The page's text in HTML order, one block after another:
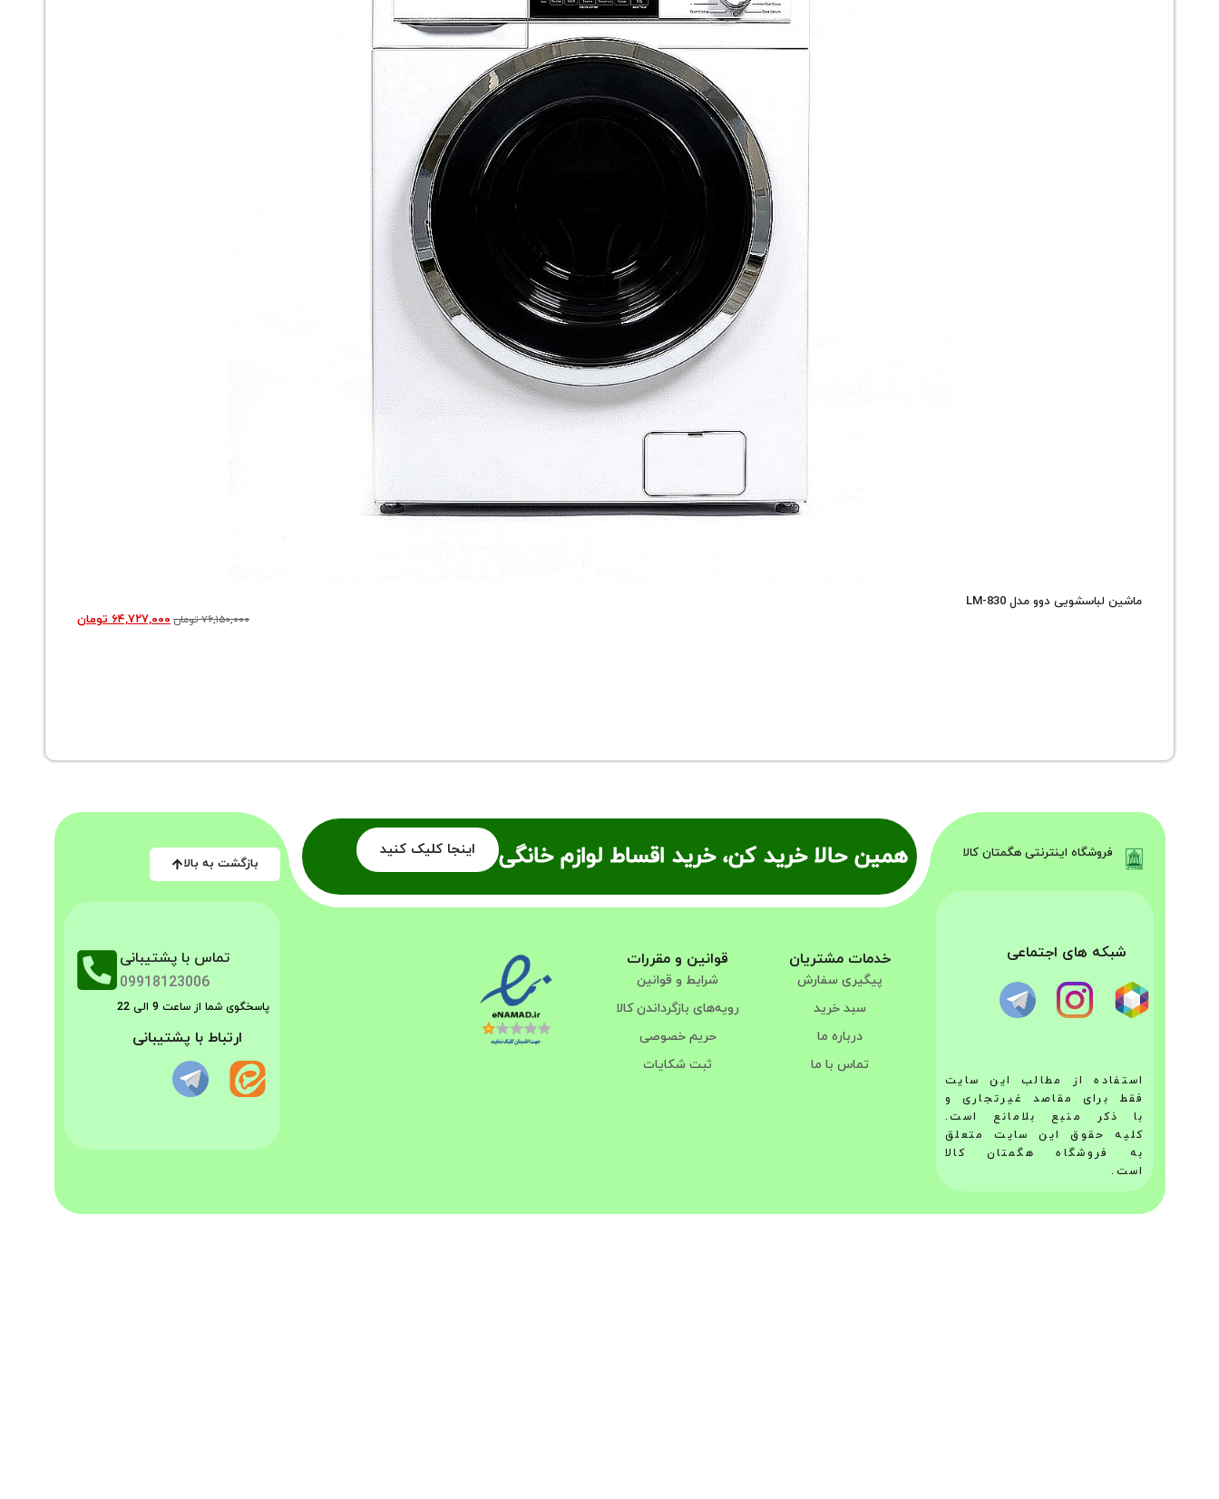
ماشین لباسشویی دوو مدل LM-830
۷۶,۱۵۰,۰۰۰تومان۶۴,۷۲۷,۰۰۰ تومان
همین حالا خرید کن، خرید اقساط لوازم خانگی اینجا کلیک کنید فروشگاه اینترنتی هگمتان کالا
شبکه های اجتماعی
استفاده از مطالب این سایت
فقط برای مقاصد غیرتجاری و
با ذکر منبع بلامانع است.
کلیه حقوق این سایت متعلق
به فروشگاه هگمتان کالا
است.
خدمات مشتریان
پیگیری سفارش
سبد خرید
درباره ما
تماس با ما
قوانین و مقررات
شرایط و قوانین
رویه‌های بازگرداندن کالا
حریم خصوصی
ثبت شکایات
بازگشت به بالا
تماس با پشتیبانی
09918123006
پاسخگوی شما از ساعت 9 الی 22
ارتباط با پشتیبانی